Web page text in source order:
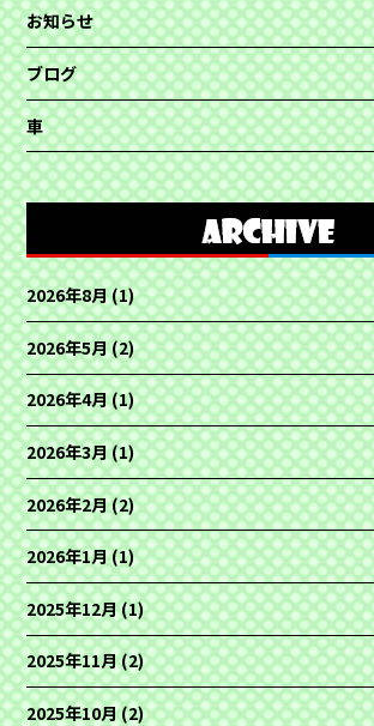
お知らせ
ブログ
車
2026年8月(1)
2026年5月(2)
2026年4月(1)
2026年3月(1)
2026年2月(2)
2026年1月(1)
2025年12月(1)
2025年11月(2)
2025年10月(2)